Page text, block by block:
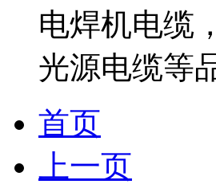
电焊机电缆
光源电缆等
首页
上一页